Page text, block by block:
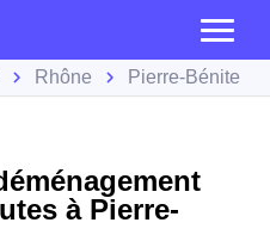
Rhône Pierre-Bénite